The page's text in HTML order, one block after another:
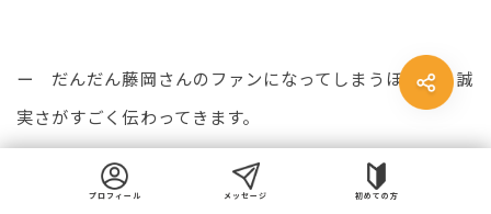
ー　だんだん藤岡さんのファンになってしまうほどの、誠
実さがすごく伝わってきます。
プロフィール メッセージ 初めての方